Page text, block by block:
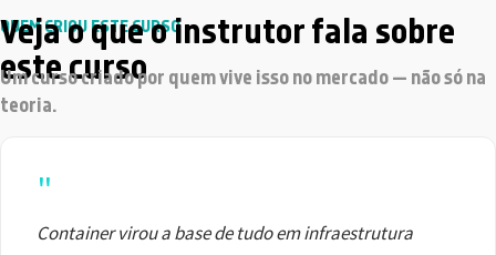
QUEM CRIOU ESTE CURSO
Veja o que o instrutor fala sobre
este curso
Um curso criado por quem vive isso no mercado — não só na
teoria.
"
Container virou a base de tudo em infraestrutura